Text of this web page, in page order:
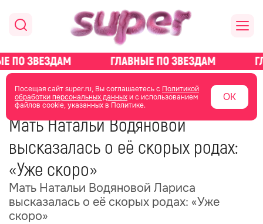
Посещая сайт super.ru, Вы соглашаетесь с Политикой
обработки персональных данныхи с использованием
файлов cookie, указанных в Политике.
ОК
главная новости о звездах новости
02 июля 18:11
Мать Натальи Водяновой
высказалась о её скорых родах:
«Уже скоро»
Мать Натальи Водяновой Лариса
высказалась о её скорых родах: «Уже
скоро»